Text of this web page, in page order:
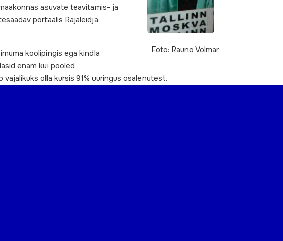
Foto: Rauno Volmar
asuvate teavitamis- ja
portaalis Rajaleidja:
koolipingis ega kindla
enam kui pooled
olla kursis 91% uuringus osalenutest.